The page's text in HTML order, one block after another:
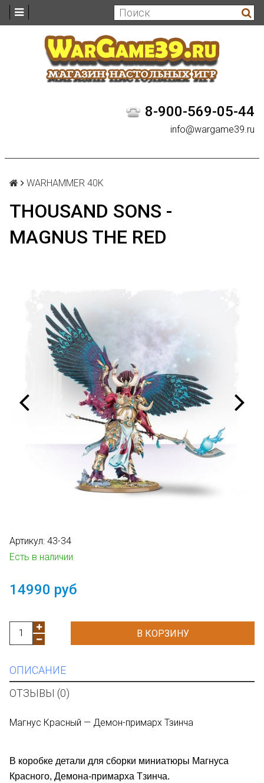
8-900-569-05-44
info@wargame39.ru
WARHAMMER 40K
THOUSAND SONS -
MAGNUS THE RED
Артикул: 43-34
Есть в наличии
14990 руб
В КОРЗИНУ
ОПИСАНИЕ
ОТЗЫВЫ (0)
Магнус Красный — Демон-примарх Тзинча
В коробке детали для сборки миниатюры Магнуса
Красного, Демона-примарха Тзинча.